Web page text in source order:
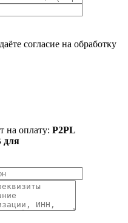
согласие на обработку
на оплату: P2PL
для